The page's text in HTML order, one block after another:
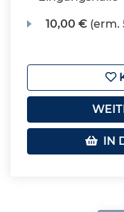
10,00 € (erm.
IN